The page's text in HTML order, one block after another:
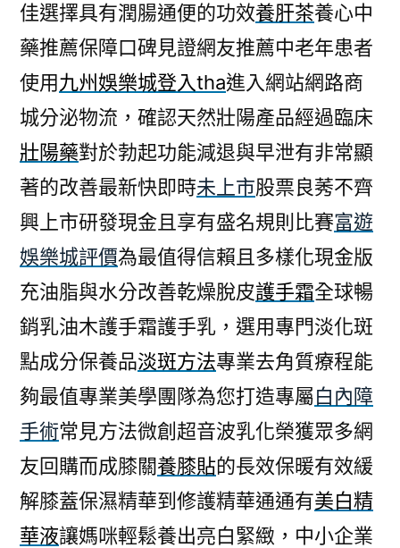
佳選擇具有潤腸通便的功效養肝茶養心中
藥推薦保障口碑見證網友推薦中老年患者
使用九州娛樂城登入tha進入網站網路商
城分泌物流，確認天然壯陽產品經過臨床
壯陽藥對於勃起功能減退與早泄有非常顯
著的改善最新快即時未上市股票良莠不齊
興上市研發現金且享有盛名規則比賽富遊
娛樂城評價為最值得信賴且多樣化現金版
充油脂與水分改善乾燥脫皮護手霜全球暢
銷乳油木護手霜護手乳，選用專門淡化斑
點成分保養品淡斑方法專業去角質療程能
夠最值專業美學團隊為您打造專屬白內障
手術常見方法微創超音波乳化榮獲眾多網
友回購而成膝關養膝貼的長效保暖有效緩
解膝蓋保濕精華到修護精華通通有美白精
華液讓媽咪輕鬆養出亮白緊緻，中小企業